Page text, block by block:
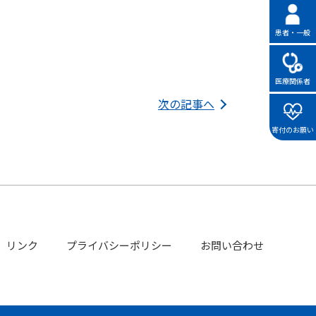
次の記事へ
患者・一般
医療関係者
寄付のお願い
リンク プライバシーポリシー お問い合わせ